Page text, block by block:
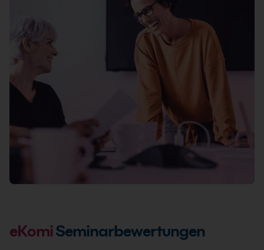
3 Tage
Nächster Termin: 31.08.2026
20 Standorte
Live Online
Info & Termine
eKomiSeminarbewertungen